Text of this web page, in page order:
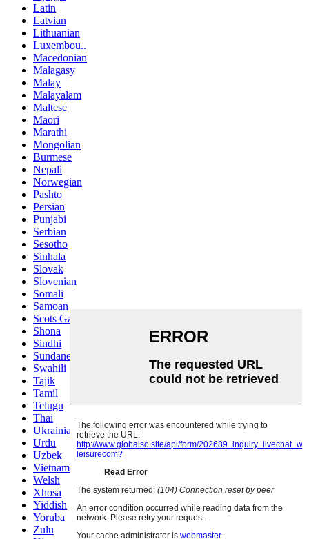
Latin
Latvian
Lithuanian
Luxembou..
Macedonian
Malagasy
Malay
Malayalam
Maltese
Maori
Marathi
Mongolian
Burmese
Nepali
Norwegian
Pashto
Persian
Punjabi
Serbian
Sesotho
Sinhala
Slovak
Slovenian
Somali
Samoan
Scots Gaelic
Shona
Sindhi
Sundanese
Swahili
Tajik
Tamil
Telugu
Thai
Ukrainian
Urdu
Uzbek
Vietnamese
Welsh
Xhosa
Yiddish
Yoruba
Zulu